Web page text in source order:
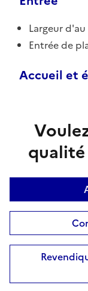
Largeur
Entrée de
Accueil et